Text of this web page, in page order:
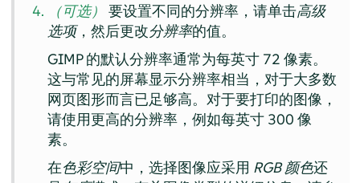
（可选）
要设置不同的分辨率，请单击高级
选项，然后更改分辨率的值。
GIMP的默认分辨率通常为每英寸 72 像素。
这与常见的屏幕显示分辨率相当，对于大多数
网页图形而言已足够高。对于要打印的图像，
请使用更高的分辨率，例如每英寸 300 像
素。
在色彩空间中，选择图像应采用 RGB 颜色还